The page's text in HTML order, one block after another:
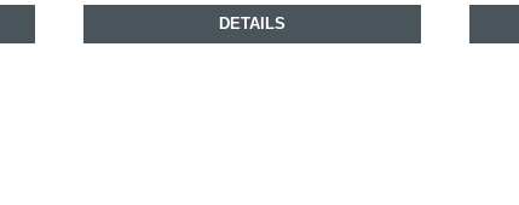
DETAILS